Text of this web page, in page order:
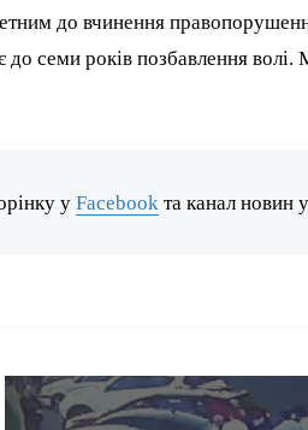
до вчинення
до семи років позбавлення
уFacebook та канал новин